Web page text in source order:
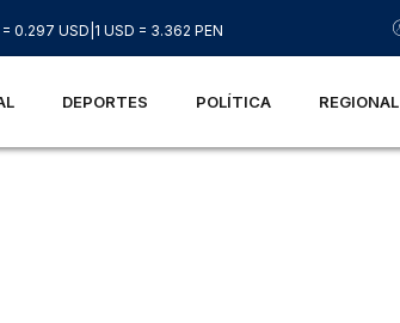
= 0.297 USD 1 USD = 3.362 PEN
DEPORTES POLÍTICA REGIONAL